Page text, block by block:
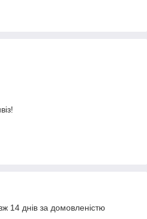
14 днів за домовленістю